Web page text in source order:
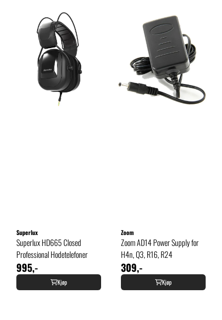
Superlux
Superlux HD665 Closed
Professional Hodetelefoner
995,-
Kjøp
Zoom
Zoom AD14 Power Supply for
H4n, Q3, R16, R24
309,-
Kjøp